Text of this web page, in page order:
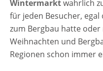
Wintermarktwahrlich
für jeden Besucher,
zum Bergbau hatte oder
Weihnachten und
Regionen schon immer